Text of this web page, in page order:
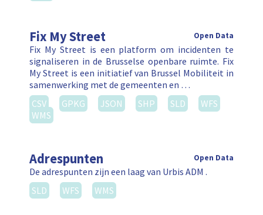
Fix My Street Open Data
Fix My Street is een platform om incidenten te
signaliseren in de Brusselse openbare ruimte. Fix
My Street is een initiatief van Brussel Mobiliteit in
samenwerking met de gemeenten en …
CSV
GPKG JSON SHP SLD
WFS
WMS
Adrespunten Open Data
De adrespunten zijn een laag van Urbis ADM .
SLD
WFS WMS